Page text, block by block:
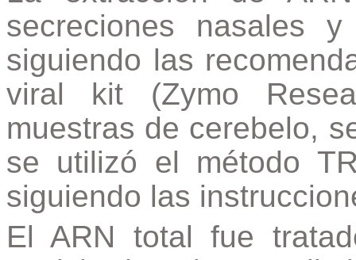
secreciones nasales
siguiendo las
viral kit (Zymo
muestras de cerebelo,
se utilizó el método
siguiendo las
El ARN total fue